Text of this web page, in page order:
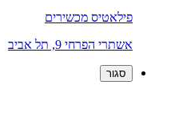
פילאטיס מכשירים
אשתרי הפרחי 9, תל אביב
סגור